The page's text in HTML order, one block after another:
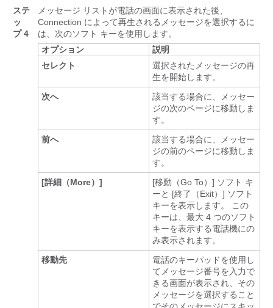
ステ
ッ
プ 4
メッセージ リストが電話の画面に表示された後、
Connection によって再生されるメッセージを選択するに
は、次のソフト キーを使用します。
オプション
説明
セレクト
選択されたメッセージの再
生を開始します。
次へ
該当する場合に、メッセー
ジの次のページに移動しま
す。
前へ
該当する場合に、メッセー
ジの前のページに移動しま
す。
[詳細（More）]
[移動（Go To）] ソフト キ
ーと [終了（Exit）] ソフト
キーを表示します。 この
キーは、最大 4 つのソフト
キーを表示する電話機にの
み表示されます。
移動先
電話のキーパッドを使用し
てメッセージ番号を入力で
きる画面が表示され、その
メッセージを選択すること